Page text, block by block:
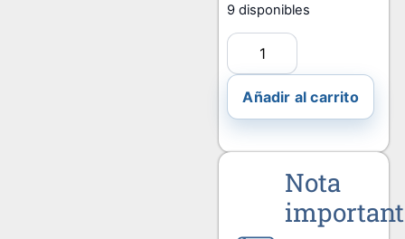
9 disponibles
Añadir al carrito
Nota